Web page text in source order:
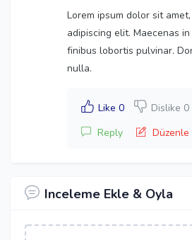
Lorem ipsum dolor sit
adipiscing elit. Maecenas
finibus lobortis pulvinar.
nulla.
Like 0 Dislike 0
Reply
Düzenle
Inceleme Ekle & Oyla